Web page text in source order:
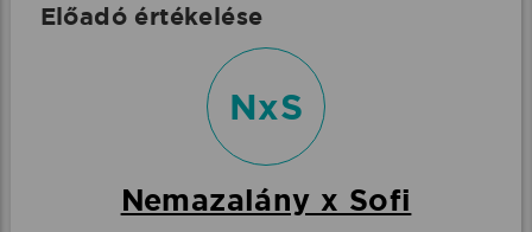
Előadó értékelése
NxS
Nemazalány x Sofi